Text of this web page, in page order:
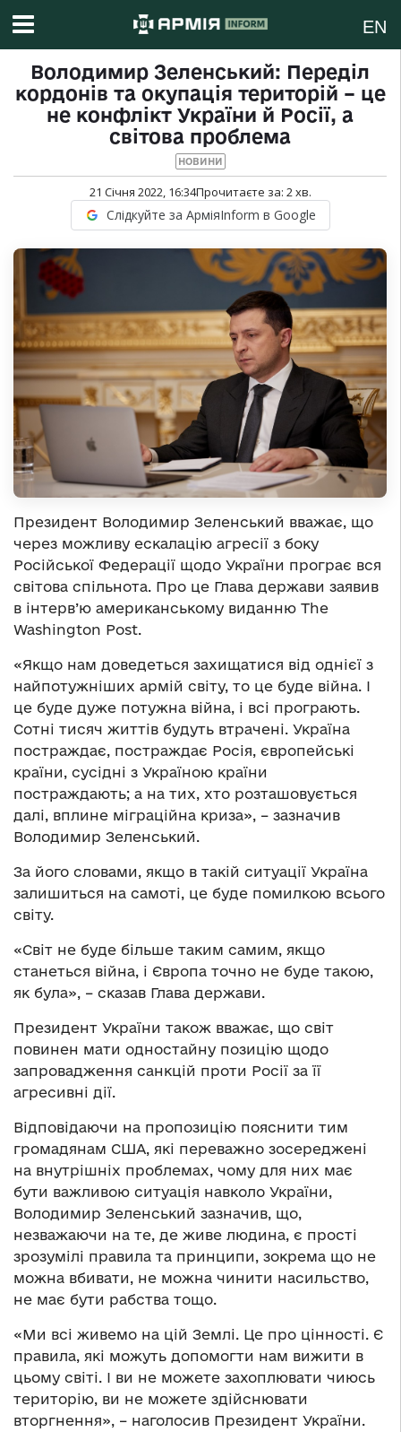
EN
Володимир Зеленський: Переділ
кордонів та окупація територій – це
не конфлікт України й Росії, а
світова проблема
НОВИНИ
21 Січня 2022, 16:34Прочитаєте за: 2хв.
Слідкуйте за АрміяInform в Google
Президент Володимир Зеленський вважає, що
через можливу ескалацію агресії з боку
Російської Федерації щодо України програє вся
світова спільнота. Про це Глава держави заявив
в інтерв’ю американському виданню The
Washington Post.
«Якщо нам доведеться захищатися від однієї з
найпотужніших армій світу, то це буде війна. І
це буде дуже потужна війна, і всі програють.
Сотні тисяч життів будуть втрачені. Україна
постраждає, постраждає Росія, європейські
країни, сусідні з Україною країни
постраждають; а на тих, хто розташовується
далі, вплине міграційна криза», – зазначив
Володимир Зеленський.
За його словами, якщо в такій ситуації Україна
залишиться на самоті, це буде помилкою всього
світу.
«Світ не буде більше таким самим, якщо
станеться війна, і Європа точно не буде такою,
як була», – сказав Глава держави.
Президент України також вважає, що світ
повинен мати одностайну позицію щодо
запровадження санкцій проти Росії за її
агресивні дії.
Відповідаючи на пропозицію пояснити тим
громадянам США, які переважно зосереджені
на внутрішніх проблемах, чому для них має
бути важливою ситуація навколо України,
Володимир Зеленський зазначив, що,
незважаючи на те, де живе людина, є прості
зрозумілі правила та принципи, зокрема що не
можна вбивати, не можна чинити насильство,
не має бути рабства тощо.
«Ми всі живемо на цій Землі. Це про цінності. Є
правила, які можуть допомогти нам вижити в
цьому світі. І ви не можете захоплювати чиюсь
територію, ви не можете здійснювати
вторгнення», – наголосив Президент України.